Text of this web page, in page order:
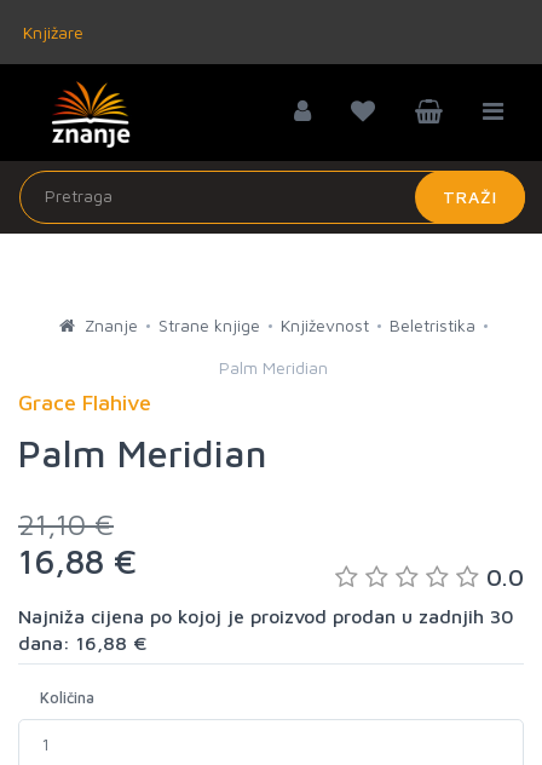
Knjižare
TRAŽI
Znanje Strane knjige Književnost Beletristika
Palm Meridian
Grace Flahive
Palm Meridian
21,10 €
16,88 € 0.0
Najniža cijena po kojoj je proizvod prodan u zadnjih 30
dana: 16,88 €
Količina